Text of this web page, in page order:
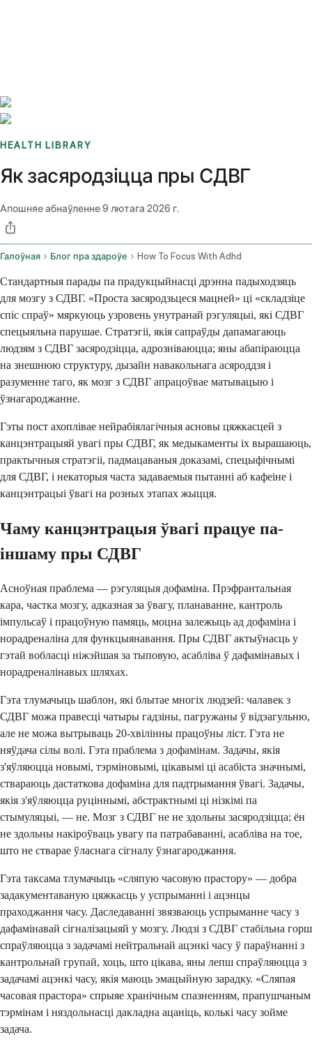
HEALTH LIBRARY
Як засяродзіцца пры СДВГ
Апошняе абнаўленне9 лютага 2026 г.
Галоўная Блог пра здароўе How To Focus With Adhd
Стандартныя парады па прадукцыйнасці дрэнна падыходзяць
для мозгу з СДВГ. «Проста засяродзьцеся мацней» ці «складзіце
спіс спраў» мяркуюць узровень унутранай рэгуляцыі, які СДВГ
спецыяльна парушае. Стратэгіі, якія сапраўды дапамагаюць
людзям з СДВГ засяродзіцца, адрозніваюцца; яны абапіраюцца
на знешнюю структуру, дызайн навакольнага асяроддзя і
разуменне таго, як мозг з СДВГ апрацоўвае матывацыю і
ўзнагароджанне.
Гэты пост ахоплівае нейрабіялагічныя асновы цяжкасцей з
канцэнтрацыяй увагі пры СДВГ, як медыкаменты іх вырашаюць,
практычныя стратэгіі, падмацаваныя доказамі, спецыфічнымі
для СДВГ, і некаторыя часта задаваемыя пытанні аб кафеіне і
канцэнтрацыі ўвагі на розных этапах жыцця.
Чаму канцэнтрацыя ўвагі працуе па-
іншаму пры СДВГ
Асноўная праблема — рэгуляцыя дофаміна. Прэфрантальная
кара, частка мозгу, адказная за ўвагу, планаванне, кантроль
імпульсаў і працоўную памяць, моцна залежыць ад дофаміна і
норадреналіна для функцыянавання. Пры СДВГ актыўнасць у
гэтай вобласці ніжэйшая за тыповую, асабліва ў дафамінавых і
норадреналінавых шляхах.
Гэта тлумачыць шаблон, які блытае многіх людзей: чалавек з
СДВГ можа правесці чатыры гадзіны, пагружаны ў відэагульню,
але не можа вытрываць 20-хвілінны працоўны ліст. Гэта не
няўдача сілы волі. Гэта праблема з дофамінам. Задачы, якія
з'яўляюцца новымі, тэрміновымі, цікавымі ці асабіста значнымі,
ствараюць дастаткова дофаміна для падтрымання ўвагі. Задачы,
якія з'яўляюцца руціннымі, абстрактнымі ці нізкімі па
стымуляцыі, — не. Мозг з СДВГ не не здольны засяродзіцца; ён
не здольны накіроўваць увагу па патрабаванні, асабліва на тое,
што не стварае ўласнага сігналу ўзнагароджання.
Гэта таксама тлумачыць «сляпую часовую прастору» — добра
задакументаваную цяжкасць у успрыманні і ацэнцы
праходжання часу. Даследаванні звязваюць успрыманне часу з
дафамінавай сігналізацыяй у мозгу. Людзі з СДВГ стабільна горш
спраўляюцца з задачамі нейтральнай ацэнкі часу ў параўнанні з
кантрольнай групай, хоць, што цікава, яны лепш спраўляюцца з
задачамі ацэнкі часу, якія маюць эмацыйную зарадку. «Сляпая
часовая прастора» спрыяе хранічным спазненням, прапушчаным
тэрмінам і няздольнасці дакладна ацаніць, колькі часу зойме
задача.